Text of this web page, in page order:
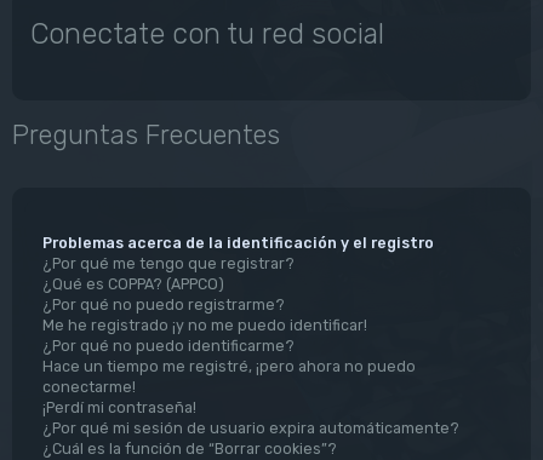
Conectate con tu red social
Preguntas Frecuentes
Problemas acerca de la identificación y el registro
¿Por qué me tengo que registrar?
¿Qué es COPPA? (APPCO)
¿Por qué no puedo registrarme?
Me he registrado ¡y no me puedo identificar!
¿Por qué no puedo identificarme?
Hace un tiempo me registré, ¡pero ahora no puedo
conectarme!
¡Perdí mi contraseña!
¿Por qué mi sesión de usuario expira automáticamente?
¿Cuál es la función de “Borrar cookies”?